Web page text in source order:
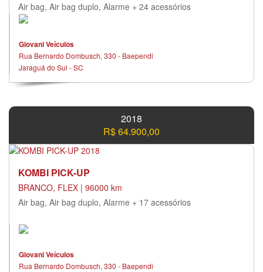
Air bag, Air bag duplo, Alarme + 24 acessórios
Giovani Veículos
Rua Bernardo Dombusch, 330 - Baependi
Jaraguá do Sul - SC
2018
R$ 64.900,00
KOMBI PICK-UP
BRANCO, FLEX | 96000 km
Air bag, Air bag duplo, Alarme + 17 acessórios
Giovani Veículos
Rua Bernardo Dombusch, 330 - Baependi